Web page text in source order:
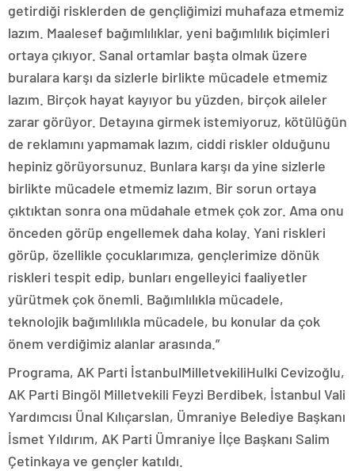
getirdiği risklerden de gençliğimizi muhafaza etmemiz
lazım. Maalesef bağımlılıklar, yeni bağımlılık biçimleri
ortaya çıkıyor. Sanal ortamlar başta olmak üzere
buralara karşı da sizlerle birlikte mücadele etmemiz
lazım. Birçok hayat kayıyor bu yüzden, birçok aileler
zarar görüyor. Detayına girmek istemiyoruz, kötülüğün
de reklamını yapmamak lazım, ciddi riskler olduğunu
hepiniz görüyorsunuz. Bunlara karşı da yine sizlerle
birlikte mücadele etmemiz lazım. Bir sorun ortaya
çıktıktan sonra ona müdahale etmek çok zor. Ama onu
önceden görüp engellemek daha kolay. Yani riskleri
görüp, özellikle çocuklarımıza, gençlerimize dönük
riskleri tespit edip, bunları engelleyici faaliyetler
yürütmek çok önemli. Bağımlılıkla mücadele,
teknolojik bağımlılıkla mücadele, bu konular da çok
önem verdiğimiz alanlar arasında.”
Programa, AK Parti İstanbulMilletvekiliHulki Cevizoğlu,
AK Parti Bingöl Milletvekili Feyzi Berdibek, İstanbul Vali
Yardımcısı Ünal Kılıçarslan, Ümraniye Belediye Başkanı
İsmet Yıldırım, AK Parti Ümraniye İlçe Başkanı Salim
Çetinkaya ve gençler katıldı.